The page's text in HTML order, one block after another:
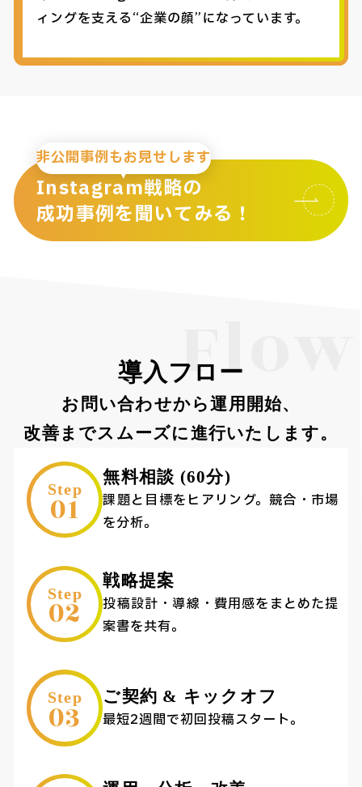
ィングを支える“企業の顔”になっています。
非公開事例もお見せします
Instagram戦略の
成功事例を聞いてみる！
Flow
導入フロー
お問い合わせから運用開始、
改善までスムーズに進行いたします。
Step
01
無料相談 (60分)
課題と目標をヒアリング。競合・市場
を分析。
Step
02
戦略提案
投稿設計・導線・費用感をまとめた提
案書を共有。
Step
03
ご契約 & キックオフ
最短2週間で初回投稿スタート。